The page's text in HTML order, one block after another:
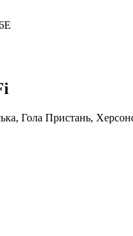
Гола Пристань,